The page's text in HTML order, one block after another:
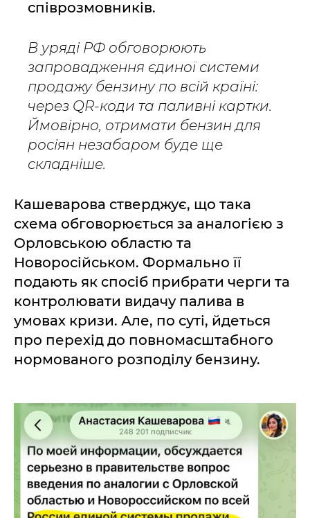
співрозмовників.
В уряді РФ обговорюють
запровадження єдиної системи
продажу бензину по всій країні:
через QR-коди та паливні картки.
Ймовірно, отримати бензин для
росіян незабаром буде ще
складніше.
Кашеварова стверджує, що така
схема обговорюється за аналогією з
Орловською областю та
Новоросійськом. Формально її
подають як спосіб прибрати черги та
контролювати видачу палива в
умовах кризи. Але, по суті, йдеться
про перехід до повномасштабного
нормованого розподілу бензину.